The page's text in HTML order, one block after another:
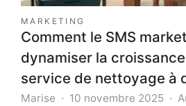
MARKETING
Comment le SMS
dynamiser la
service de nettoyage à
Marise 10 novembre 2025